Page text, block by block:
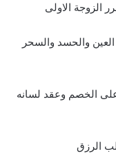
والحسد والسحر
الخصم وعقد لسانه